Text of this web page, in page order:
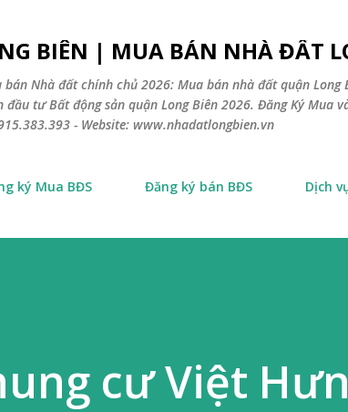
BIÊN | MUA BÁN NHÀ ĐẤT
bán Nhà đất chính chủ 2026: Mua bán nhà đất quận Long
tư Bất động sản quận Long Biên 2026. Đăng Ký Mua
- Website: www.nhadatlongbien.vn
ký Mua BĐS Đăng ký bán BĐS Dịch
cư Việt